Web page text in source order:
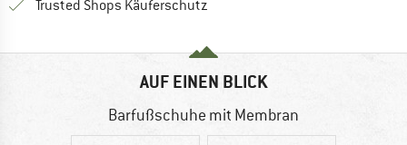
Trusted Shops Käuferschutz
AUF EINEN BLICK
Barfußschuhe mit Membran